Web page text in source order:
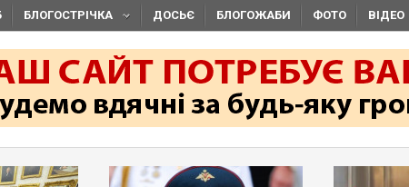
БЛОГОСТРІЧКА ДОСЬЄ БЛОГОЖАБИ ФОТО ВІДЕО